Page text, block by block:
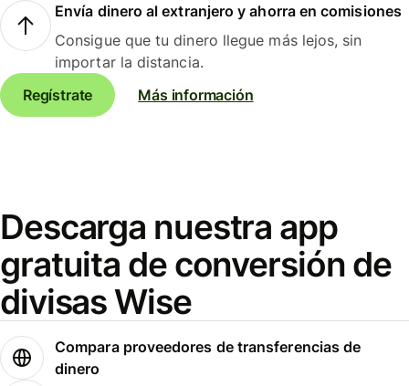
Envía dinero al extranjero y ahorra en comisiones
Consigue que tu dinero llegue más lejos, sin
importar la distancia.
Regístrate
Más información
Descarga nuestra app
gratuita de conversión de
divisas Wise
Compara proveedores de transferencias de
dinero